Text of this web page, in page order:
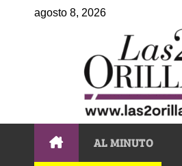
agosto 8, 2026
AL MINUTO